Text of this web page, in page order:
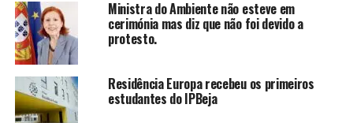
Ministra do Ambiente não esteve em
cerimónia mas diz que não foi devido a
protesto.
Residência Europa recebeu os primeiros
estudantes do IPBeja